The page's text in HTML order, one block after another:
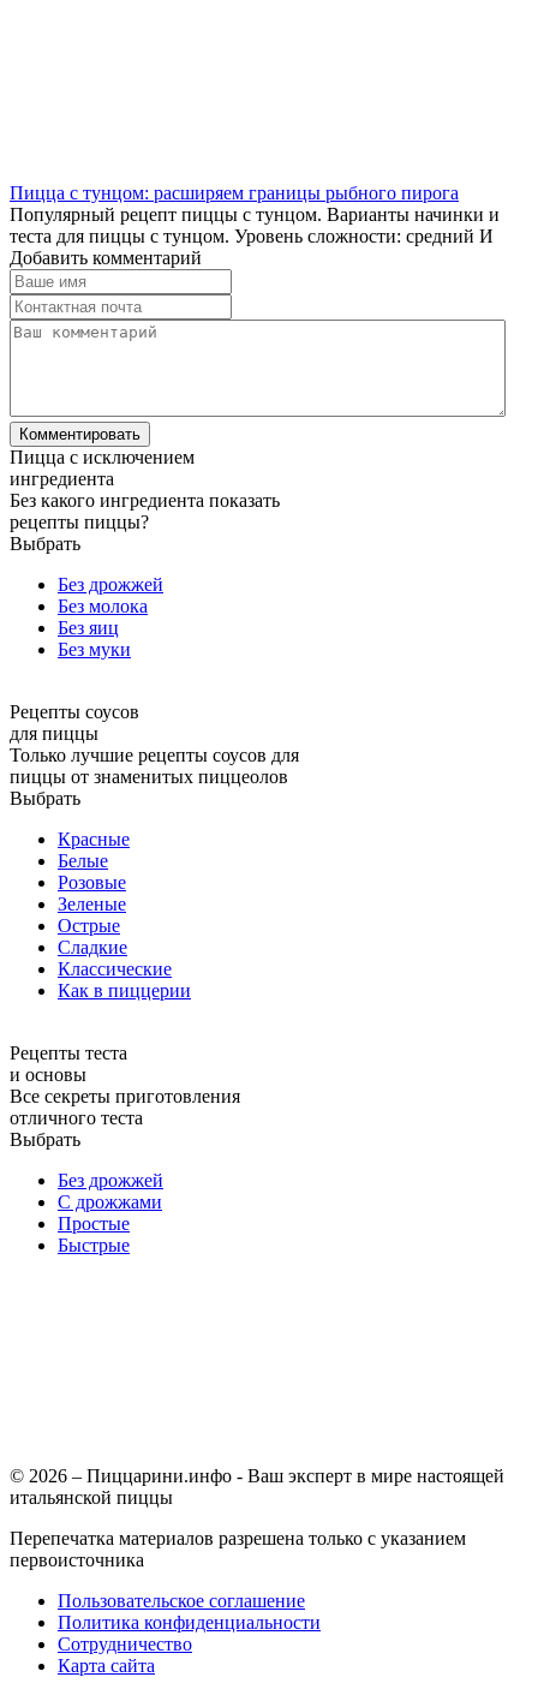
Пицца с тунцом: расширяем границы рыбного пирога
Популярный рецепт пиццы с тунцом. Варианты начинки и
теста для пиццы с тунцом. Уровень сложности: средний И
Добавить комментарий
Пицца с исключением
ингредиента
Без какого ингредиента показать
рецепты пиццы?
Выбрать
Без дрожжей
Без молока
Без яиц
Без муки
Рецепты соусов
для пиццы
Только лучшие рецепты соусов для
пиццы от знаменитых пиццеолов
Выбрать
Красные
Белые
Розовые
Зеленые
Острые
Сладкие
Классические
Как в пиццерии
Рецепты теста
и основы
Все секреты приготовления
отличного теста
Выбрать
Без дрожжей
С дрожжами
Простые
Быстрые
© 2026 – Пиццарини.инфо - Ваш эксперт в мире настоящей
итальянской пиццы
Перепечатка материалов разрешена только с указанием
первоисточника
Пользовательское соглашение
Политика конфиденциальности
Сотрудничество
Карта сайта